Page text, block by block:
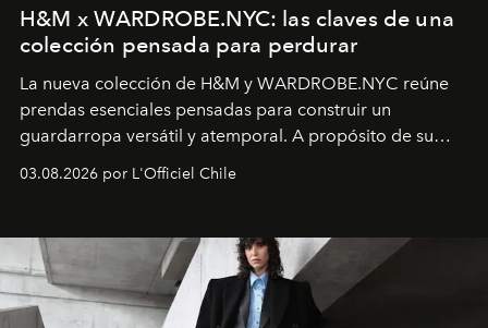
H&M x WARDROBE.NYC: las claves de una
colección pensada para perdurar
La nueva colección de H&M y WARDROBE.NYC reúne
prendas esenciales pensadas para construir un
guardarropa versátil y atemporal. A propósito de su
lanzamiento, los fundadores de la firma neoyorquina y
la asesora creativa y jefa de diseño global de la marca
y la filosofía detrás de la propuesta.
03.08.2026 por L'Officiel Chile